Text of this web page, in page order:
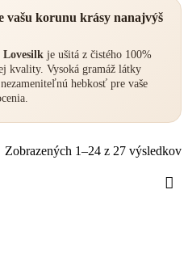
vašu korunu krásy nanajvýš
Lovesilk je ušitá z čistého 100%
kvality. Vysoká gramáž látky
hebkosť pre vaše
Zobrazených 1–24 z 27 výsledkov